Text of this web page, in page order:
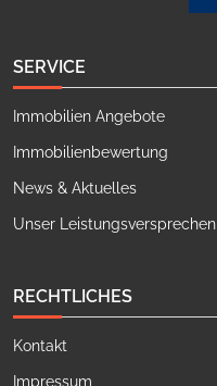
SERVICE
Immobilien Angebote
Immobilienbewertung
News & Aktuelles
Unser Leistungsversprechen
RECHTLICHES
Kontakt
Impressum